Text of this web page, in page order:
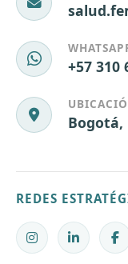
+57 310
Bogotá,
REDES